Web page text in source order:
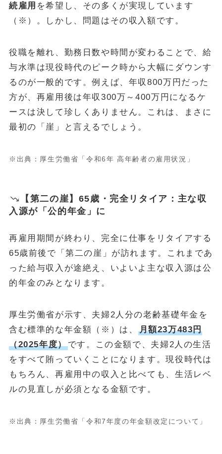
続雇用 を希望し、その多くが実現しています
（※）。しかし、問題はその収入額です。
役職を離れ、勤務日数や時間が変わることで、給
与水準は現役時代のピーク時から大幅にダウンす
るのが一般的です。例えば、年収800万円だった
方が、再雇用後は年収300万～400万円になるケ
ースは決して珍しくありません。これは、まさに
最初の「崖」と言えるでしょう。
※出典：厚生労働省「令和6年 高年齢者の雇用状況」
【第二の崖】65歳・完全リタイア：主な収
入源が「公的年金」に
再雇用期間が終わり、完全に仕事をリタイアする
65歳前後で「第二の崖」が訪れます。これまであ
った給与収入が途絶え、いよいよ主な収入源は公
的年金のみとなります。
厚生労働省が示す、夫婦2人分の老齢基礎年金を
含む標準的な年金額（※）は、
月額23万483円
（2025年度）です。この金額で、夫婦2人の生活
をすべて賄っていくことになります。現役時代は
もちろん、再雇用中の収入と比べても、生活レベ
ルの見直しが必須となる金額です。
※出典：厚生労働省「令和7年度の年金額改定について」